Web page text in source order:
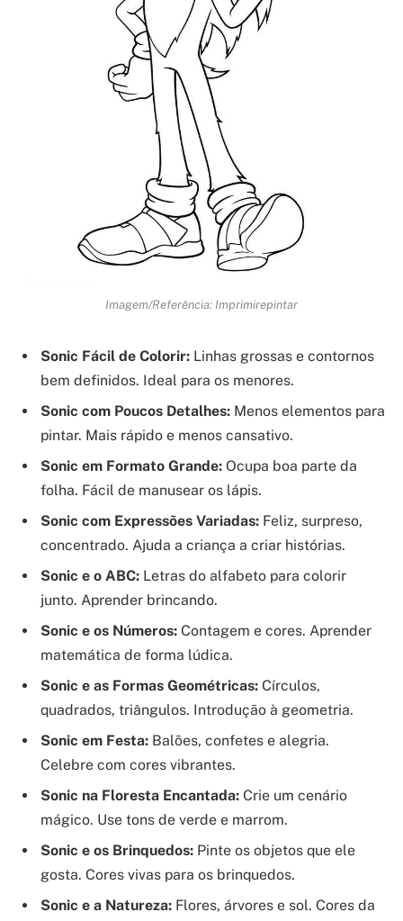
Imagem/Referência: Imprimirepintar
Sonic Fácil de Colorir: Linhas grossas e contornos
bem definidos. Ideal para os menores.
Sonic com Poucos Detalhes: Menos elementos para
pintar. Mais rápido e menos cansativo.
Sonic em Formato Grande: Ocupa boa parte da
folha. Fácil de manusear os lápis.
Sonic com Expressões Variadas: Feliz, surpreso,
concentrado. Ajuda a criança a criar histórias.
Sonic e o ABC: Letras do alfabeto para colorir
junto. Aprender brincando.
Sonic e os Números: Contagem e cores. Aprender
matemática de forma lúdica.
Sonic e as Formas Geométricas: Círculos,
quadrados, triângulos. Introdução à geometria.
Sonic em Festa: Balões, confetes e alegria.
Celebre com cores vibrantes.
Sonic na Floresta Encantada: Crie um cenário
mágico. Use tons de verde e marrom.
Sonic e os Brinquedos: Pinte os objetos que ele
gosta. Cores vivas para os brinquedos.
Sonic e a Natureza: Flores, árvores e sol. Cores da